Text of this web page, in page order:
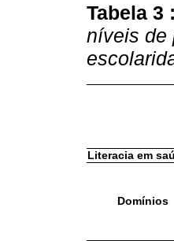
Tabela 3 :
níveis de
Literacia em
Domínios